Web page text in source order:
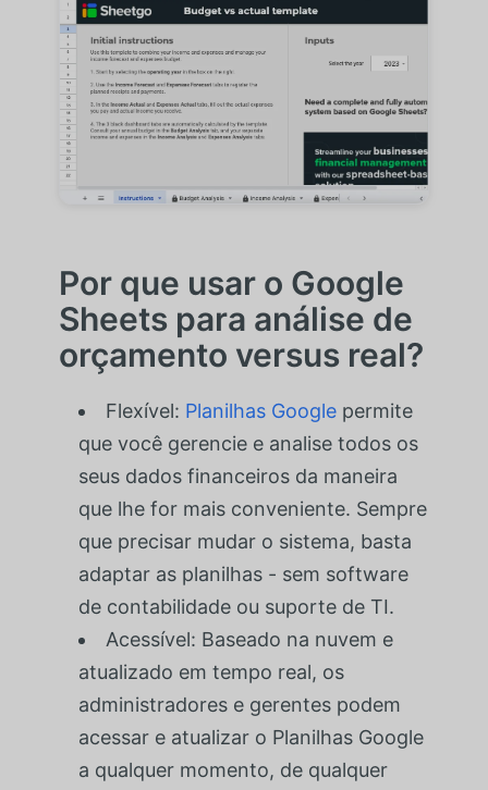
Por que usar o Google
Sheets para análise de
orçamento versus real?
Flexível: Planilhas Googlepermite
que você gerencie e analise todos os
seus dados financeiros da maneira
que lhe for mais conveniente. Sempre
que precisar mudar o sistema, basta
adaptar as planilhas - sem software
de contabilidade ou suporte de TI.
Acessível: Baseado na nuvem e
atualizado em tempo real, os
administradores e gerentes podem
acessar e atualizar o Planilhas Google
a qualquer momento, de qualquer